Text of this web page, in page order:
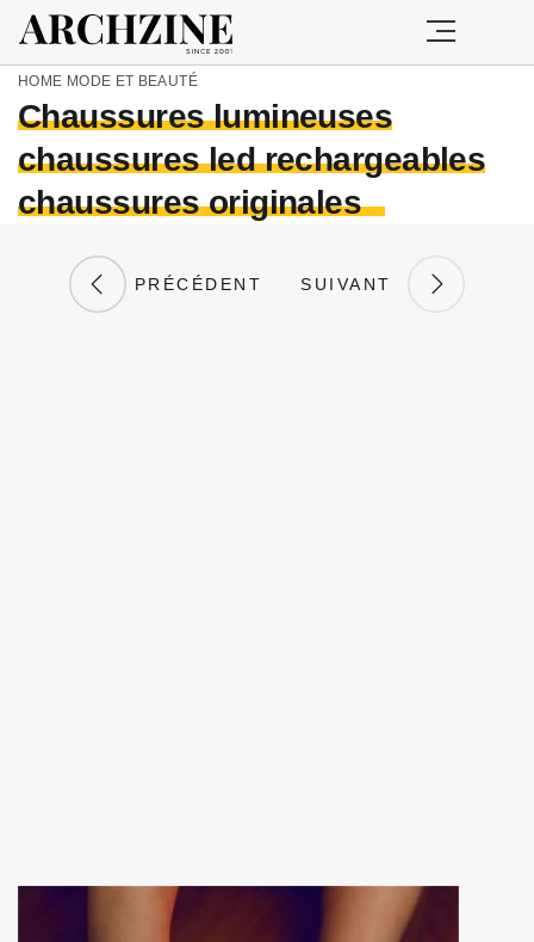
HOME MODE ET BEAUTÉ
Chaussures lumineuses
chaussures led rechargeables
chaussures originales
PRÉCÉDENT SUIVANT